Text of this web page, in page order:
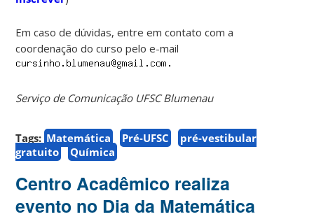
Em caso de dúvidas, entre em contato com a
coordenação do curso pelo e-mail
Serviço de Comunicação UFSC Blumenau
Tags: Matemática Pré-UFSC
pré-vestibular
gratuito
Química
Centro Acadêmico realiza
evento no Dia da Matemática